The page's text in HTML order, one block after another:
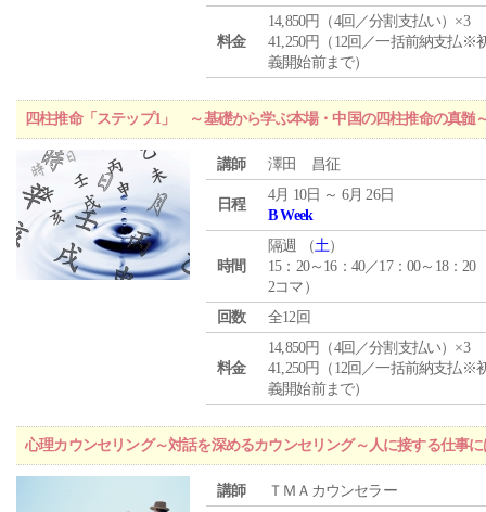
料金
14,850円（4回／分割支払い）×3
41,250円（12回／一括前納支払※
義開始前まで）
四柱推命「ステップ1」 ～基礎から学ぶ本場・中国の四柱推命の真髄
講師 澤田 昌征
日程
4月 10日 ～ 6月 26日
B Week
時間
隔週 （土）
15：20～16：40／17：00～18：20
2コマ）
回数
全12回
料金
14,850円（4回／分割支払い）×3
41,250円（12回／一括前納支払※
義開始前まで）
心理カウンセリング～対話を深めるカウンセリング～人に接する仕事
講師 ＴＭＡカウンセラー